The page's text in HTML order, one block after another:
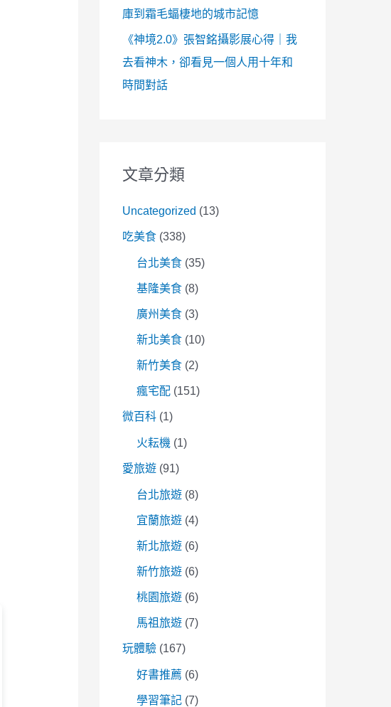
庫到霜毛蝠棲地的城市記憶
《神境2.0》張智銘攝影展心得｜我
去看神木，卻看見一個人用十年和
時間對話
文章分類
Uncategorized (13)
吃美食 (338)
台北美食 (35)
基隆美食 (8)
廣州美食 (3)
新北美食 (10)
新竹美食 (2)
瘋宅配 (151)
微百科 (1)
火耘機 (1)
愛旅遊 (91)
台北旅遊 (8)
宜蘭旅遊 (4)
新北旅遊 (6)
新竹旅遊 (6)
桃園旅遊 (6)
馬祖旅遊 (7)
玩體驗 (167)
好書推薦 (6)
學習筆記 (7)